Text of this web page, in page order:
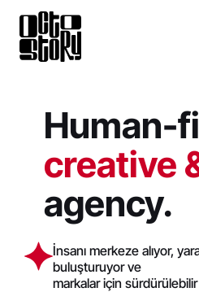
Human-
creative
agency.
İnsanı merkeze alıyor,
buluşturuyor ve
markalar için